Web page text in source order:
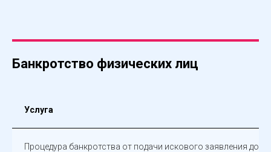
Банкротство физических лиц
Услуга
Процедура банкротства от подачи искового заявления до